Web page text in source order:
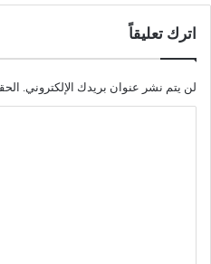
اترك تعليقاً
لن يتم نشر عنوان بريدك الإلكتروني.